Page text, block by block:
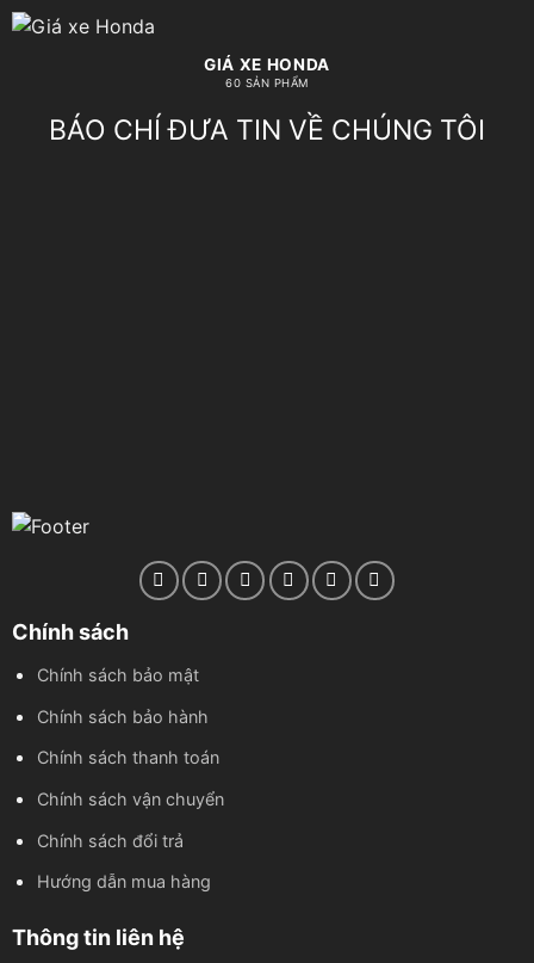
GIÁ XE HONDA
60 SẢN PHẨM
BÁO CHÍ ĐƯA TIN VỀ CHÚNG TÔI
Chính sách
Chính sách bảo mật
Chính sách bảo hành
Chính sách thanh toán
Chính sách vận chuyển
Chính sách đổi trả
Hướng dẫn mua hàng
Thông tin liên hệ